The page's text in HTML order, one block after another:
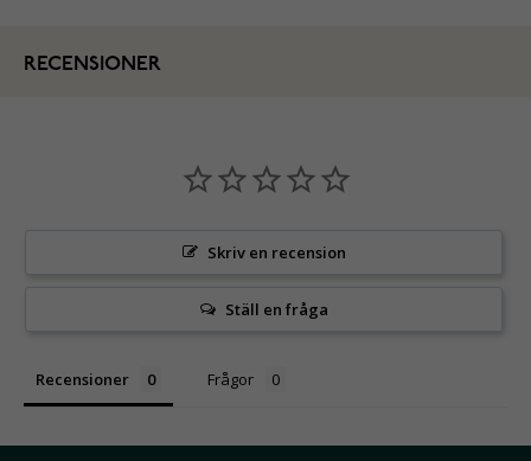
RECENSIONER
Skriv en recension
Ställ en fråga
Recensioner Frågor